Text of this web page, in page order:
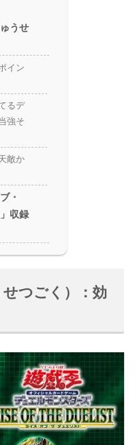
うせ
イン
るデ
強そ
敵か
・
収録
つごく）：効